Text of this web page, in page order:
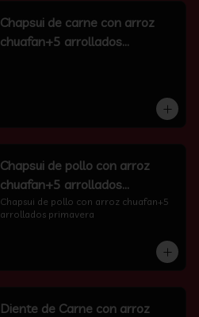
Chapsui de carne con arroz
chuafan+5 arrollados
Chapsui de pollo con arroz
chuafan+5 arrollados
primavera
Chapsui de pollo con arroz chuafan+5
arrollados primavera
Diente de Carne con arroz